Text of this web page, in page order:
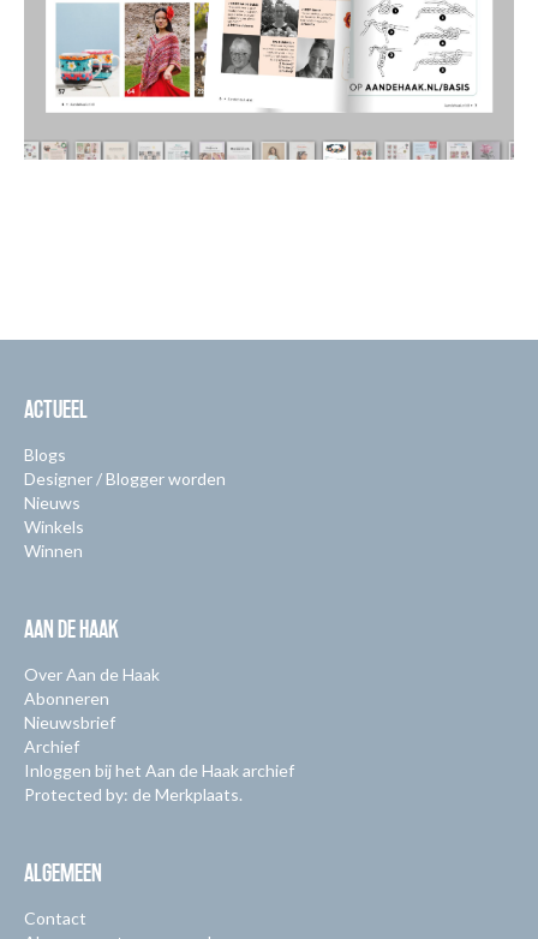
ACTUEEL
Blogs
Designer / Blogger worden
Nieuws
Winkels
Winnen
AAN DE HAAK
Over Aan de Haak
Abonneren
Nieuwsbrief
Archief
Inloggen bij het Aan de Haak archief
Protected by: de Merkplaats.
ALGEMEEN
Contact